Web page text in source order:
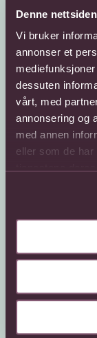
Denne
Vi bruker
annonser et
dessuten
vårt, med
annonsering og
med annen
eller som de
66 85 75
Mandag -
08:00 - 18:00
Om oss
Om Interflora